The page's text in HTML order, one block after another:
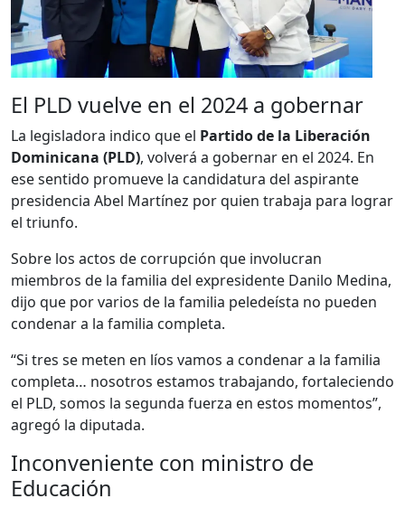
El PLD vuelve en el 2024 a gobernar
La legisladora indico que el Partido de la Liberación
Dominicana (PLD), volverá a gobernar en el 2024. En
ese sentido promueve la candidatura del aspirante
presidencia Abel Martínez por quien trabaja para lograr
el triunfo.
Sobre los actos de corrupción que involucran
miembros de la familia del expresidente Danilo Medina,
dijo que por varios de la familia peledeísta no pueden
condenar a la familia completa.
“Si tres se meten en líos vamos a condenar a la familia
completa… nosotros estamos trabajando, fortaleciendo
el PLD, somos la segunda fuerza en estos momentos”,
agregó la diputada.
Inconveniente con ministro de
Educación